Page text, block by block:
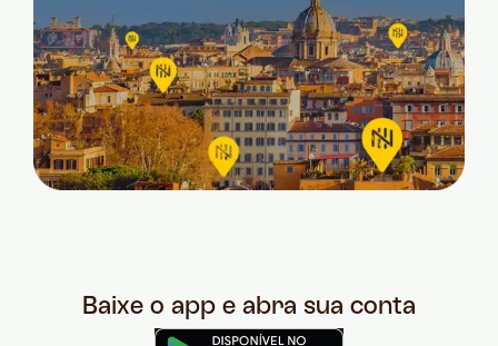
Baixe o app e abra sua conta